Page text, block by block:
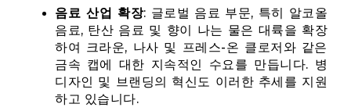
음료 산업 확장: 글로벌 음료 부문, 특히 알코올
음료, 탄산 음료 및 향이 나는 물은 대륙을 확장
하여 크라운, 나사 및 프레스-온 클로저와 같은
금속 캡에 대한 지속적인 수요를 만듭니다. 병
디자인 및 브랜딩의 혁신도 이러한 추세를 지원
하고 있습니다.